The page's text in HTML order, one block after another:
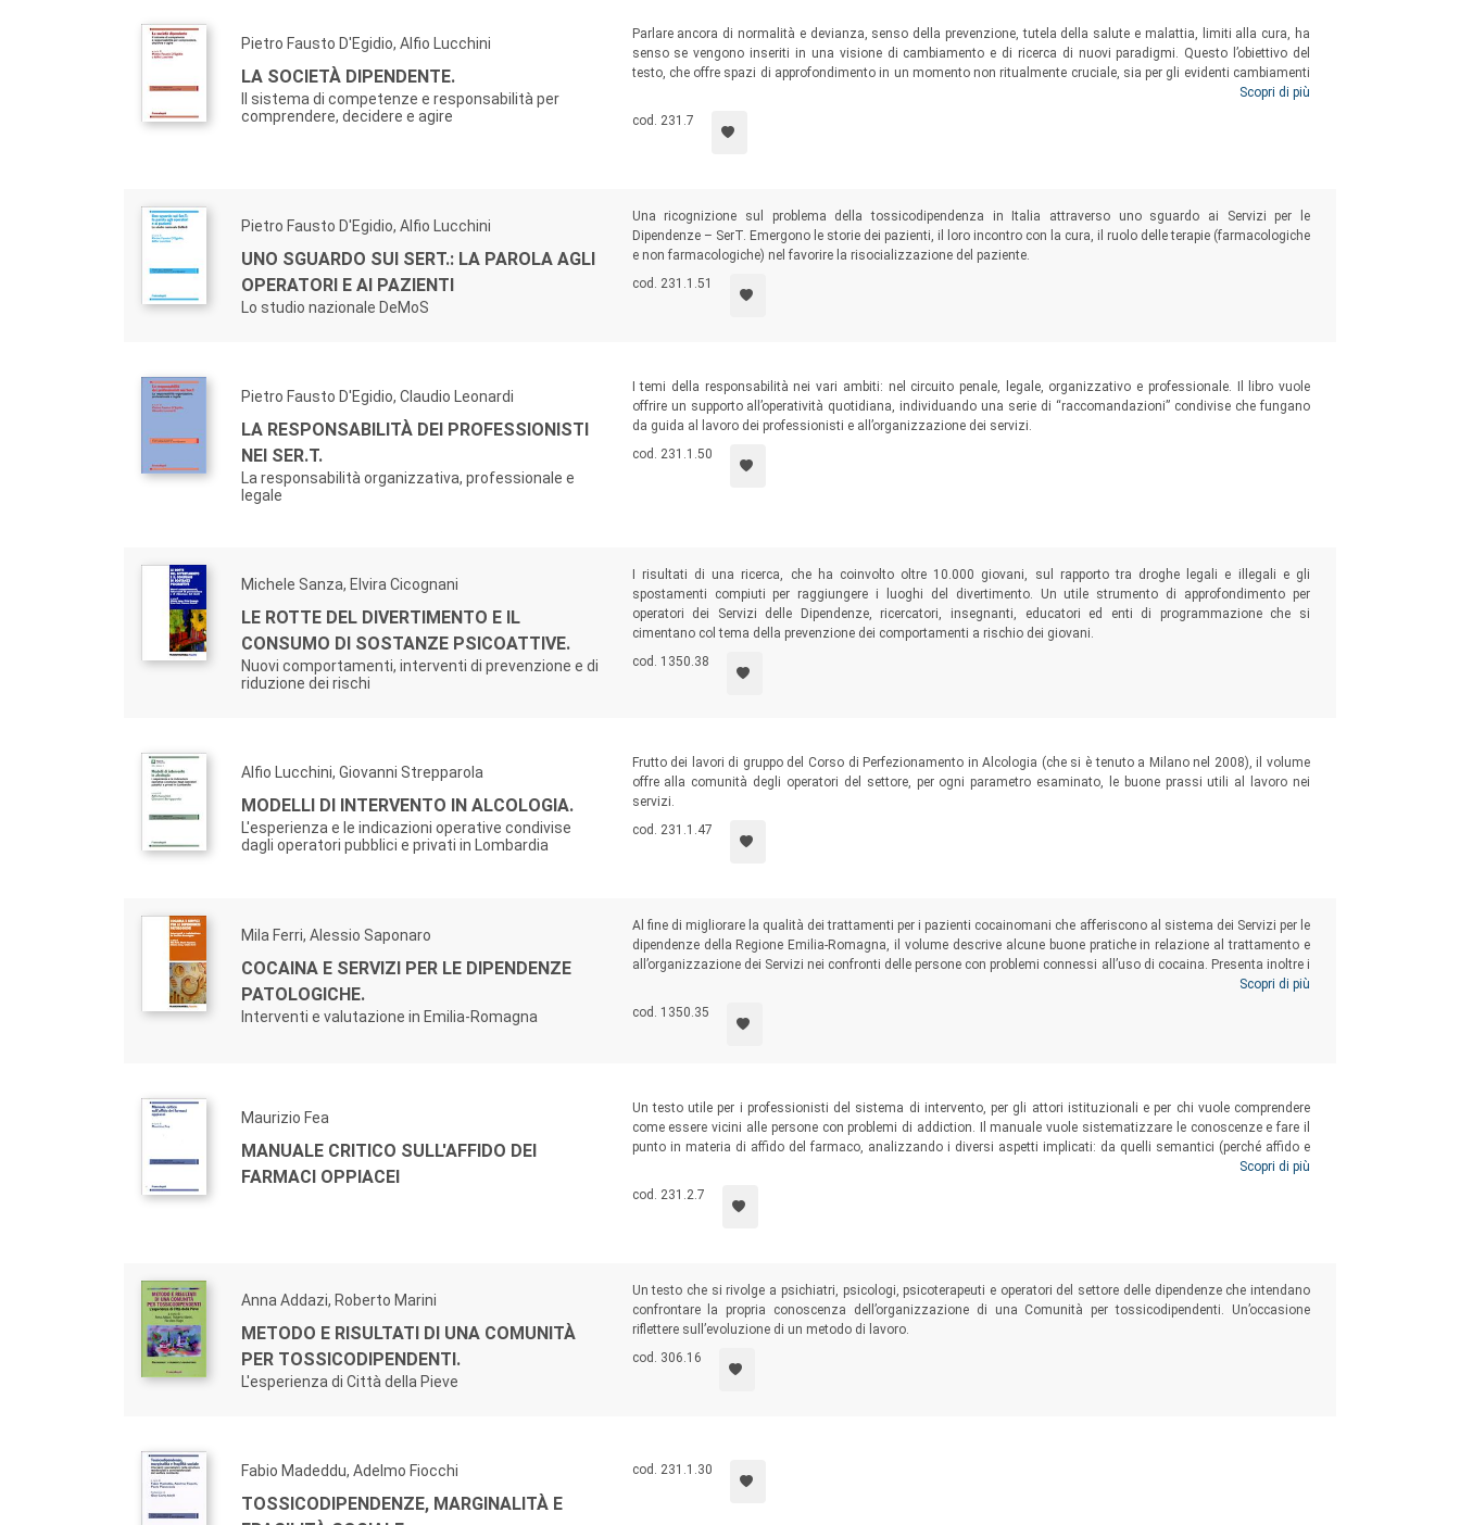
Pietro Fausto D'Egidio, Alfio Lucchini
LA SOCIETÀ DIPENDENTE.
Il sistema di competenze e responsabilità per
comprendere, decidere e agire
Parlare ancora di normalità e devianza, senso della prevenzione, tutela della salute e malattia, limiti alla cura, ha
senso se vengono inseriti in una visione di cambiamento e di ricerca di nuovi paradigmi. Questo l’obiettivo del
testo, che offre spazi di approfondimento in un momento non ritualmente cruciale, sia per gli evidenti cambiamenti
istituzionali e normativi, sia per le modifiche nell’organizzazione dei servizi, sia per la grave situazione economica.
Scopri di più
cod. 231.7
Pietro Fausto D'Egidio, Alfio Lucchini
UNO SGUARDO SUI SERT.: LA PAROLA AGLI
OPERATORI E AI PAZIENTI
Lo studio nazionale DeMoS
Una ricognizione sul problema della tossicodipendenza in Italia attraverso uno sguardo ai Servizi per le
Dipendenze – SerT. Emergono le storie dei pazienti, il loro incontro con la cura, il ruolo delle terapie (farmacologiche
e non farmacologiche) nel favorire la risocializzazione del paziente.
cod. 231.1.51
Pietro Fausto D'Egidio, Claudio Leonardi
LA RESPONSABILITÀ DEI PROFESSIONISTI
NEI SER.T.
La responsabilità organizzativa, professionale e
legale
I temi della responsabilità nei vari ambiti: nel circuito penale, legale, organizzativo e professionale. Il libro vuole
offrire un supporto all’operatività quotidiana, individuando una serie di “raccomandazioni” condivise che fungano
da guida al lavoro dei professionisti e all’organizzazione dei servizi.
cod. 231.1.50
Michele Sanza, Elvira Cicognani
LE ROTTE DEL DIVERTIMENTO E IL
CONSUMO DI SOSTANZE PSICOATTIVE.
Nuovi comportamenti, interventi di prevenzione e di
riduzione dei rischi
I risultati di una ricerca, che ha coinvolto oltre 10.000 giovani, sul rapporto tra droghe legali e illegali e gli
spostamenti compiuti per raggiungere i luoghi del divertimento. Un utile strumento di approfondimento per
operatori dei Servizi delle Dipendenze, ricercatori, insegnanti, educatori ed enti di programmazione che si
cimentano col tema della prevenzione dei comportamenti a rischio dei giovani.
cod. 1350.38
Alfio Lucchini, Giovanni Strepparola
MODELLI DI INTERVENTO IN ALCOLOGIA.
L'esperienza e le indicazioni operative condivise
dagli operatori pubblici e privati in Lombardia
Frutto dei lavori di gruppo del Corso di Perfezionamento in Alcologia (che si è tenuto a Milano nel 2008), il volume
offre alla comunità degli operatori del settore, per ogni parametro esaminato, le buone prassi utili al lavoro nei
servizi.
cod. 231.1.47
Mila Ferri, Alessio Saponaro
COCAINA E SERVIZI PER LE DIPENDENZE
PATOLOGICHE.
Interventi e valutazione in Emilia-Romagna
Al fine di migliorare la qualità dei trattamenti per i pazienti cocainomani che afferiscono al sistema dei Servizi per le
dipendenze della Regione Emilia-Romagna, il volume descrive alcune buone pratiche in relazione al trattamento e
all’organizzazione dei Servizi nei confronti delle persone con problemi connessi all’uso di cocaina. Presenta inoltre i
risultati di due studi sui percorsi terapeutici, realizzati su due coorti di consumatori problematici di cocaina, per
valutare lo stato di salute dei pazienti nel lungo periodo.
Scopri di più
cod. 1350.35
Maurizio Fea
MANUALE CRITICO SULL'AFFIDO DEI
FARMACI OPPIACEI
Un testo utile per i professionisti del sistema di intervento, per gli attori istituzionali e per chi vuole comprendere
come essere vicini alle persone con problemi di addiction. Il manuale vuole sistematizzare le conoscenze e fare il
punto in materia di affido del farmaco, analizzando i diversi aspetti implicati: da quelli semantici (perché affido e
non consegna) alle ragioni farmacologiche che giustificano le forme di utilizzo, agli aspetti normativi e giuridici che
definiscono il campo e le modalità di applicazione...
Scopri di più
cod. 231.2.7
Anna Addazi, Roberto Marini
METODO E RISULTATI DI UNA COMUNITÀ
PER TOSSICODIPENDENTI.
L'esperienza di Città della Pieve
Un testo che si rivolge a psichiatri, psicologi, psicoterapeuti e operatori del settore delle dipendenze che intendano
confrontare la propria conoscenza dell’organizzazione di una Comunità per tossicodipendenti. Un’occasione
riflettere sull’evoluzione di un metodo di lavoro.
cod. 306.16
Fabio Madeddu, Adelmo Fiocchi
TOSSICODIPENDENZE, MARGINALITÀ E
cod. 231.1.30